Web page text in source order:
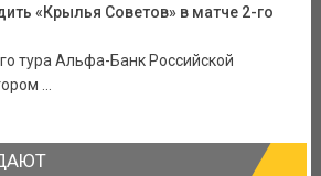
«Крылья Советов» в матче 2-го
тура Альфа-Банк Российской
...